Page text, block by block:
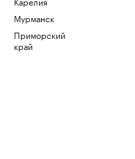
Мурманск
Приморский
край